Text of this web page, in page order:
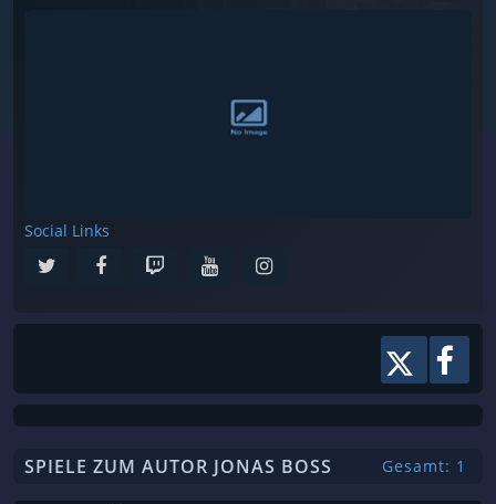
Social Links
SPIELE ZUM AUTOR JONAS BOSS Gesamt: 1